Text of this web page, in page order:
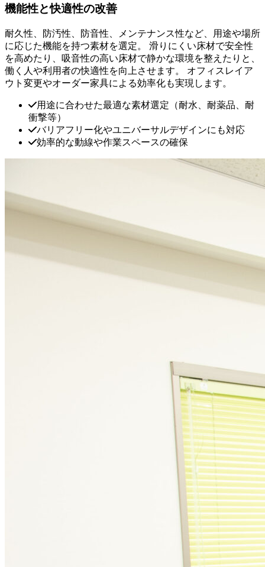
機能性と快適性の改善
耐久性、防汚性、防音性、メンテナンス性など、用途や場所
に応じた機能を持つ素材を選定。 滑りにくい床材で安全性
を高めたり、吸音性の高い床材で静かな環境を整えたりと、
働く人や利用者の快適性を向上させます。 オフィスレイア
ウト変更やオーダー家具による効率化も実現します。
用途に合わせた最適な素材選定（耐水、耐薬品、耐
衝撃等）
バリアフリー化やユニバーサルデザインにも対応
効率的な動線や作業スペースの確保